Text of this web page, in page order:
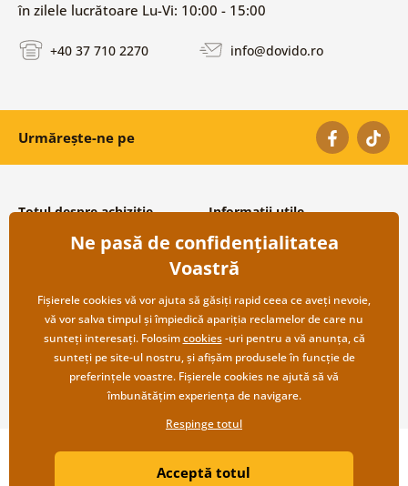
în zilele lucrătoare Lu-Vi: 10:00 - 15:00
+40 37 710 2270 info@dovido.ro
Urmărește-ne pe
Totul despre achiziție
Condiții și termeni generali
Protecția datelor personale
Transport și modalități de plată
Returnare
Informații utile
Despre noi
Întrebări frecvente
Contacte
Cooperare angro
Copyright ©2019 © Dovido.ro.
Litvanyi.sk| Magazinul online a fost creat de
Ne pasă de confidențialitatea
Voastră
Fișierele cookies vă vor ajuta să găsiți rapid ceea ce aveți nevoie,
vă vor salva timpul și împiedică apariția reclamelor de care nu
sunteți interesați. Folosimcookies-uri pentru a vă anunța, că
sunteți pe site-ul nostru, și afișăm produsele în funcție de
preferințele voastre. Fișierele cookies ne ajută să vă
îmbunătățim experiența de navigare.
Respinge totul
Acceptă totul